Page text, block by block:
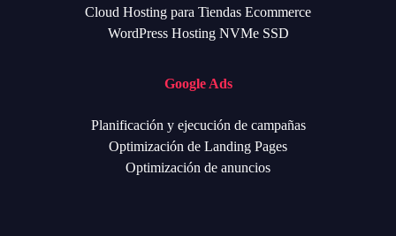
Cloud Hosting para Tiendas Ecommerce
WordPress Hosting NVMe SSD
Google Ads
Planificación y ejecución de campañas
Optimización de Landing Pages
Optimización de anuncios